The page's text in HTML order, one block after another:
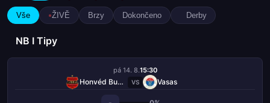
Vše ŽIVĚ Brzy Dokončeno Derby
NB I Tipy
pá 14. 8.15:30
Honvéd Budapešť VS Vasas